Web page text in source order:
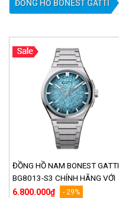
ĐỒNG HỒ BONEST GATTI
ĐỒNG HỒ NAM BONEST GATTI
BG8013-S3 CHÍNH HÃNG VỚI
VÂN KHẢM RẤT ĐẶC BIỆT
6.800.000₫
- 29%